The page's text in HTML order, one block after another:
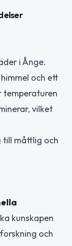
i Ånge.
och ett
temperaturen
vilket
till måttlig och
kunskapen
och